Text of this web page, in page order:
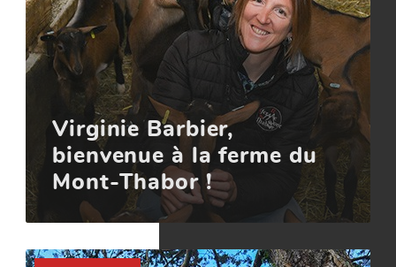
Virginie Barbier,
bienvenue à la ferme du
Mont-Thabor !